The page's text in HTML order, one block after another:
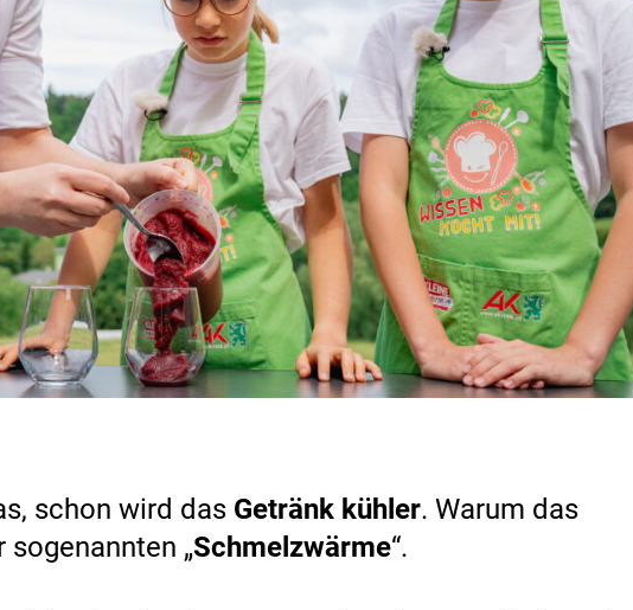
schon wird das Getränk kühler. Warum das
„Schmelzwärme“.